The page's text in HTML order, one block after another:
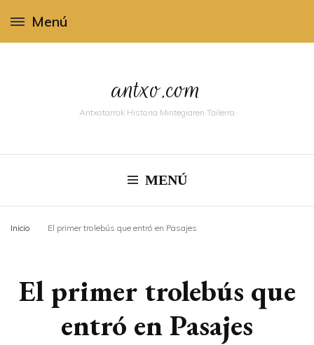
Menú
antxo.com
Antxotarrok Historia Mintegiaren Tailerra
MENÚ
Inicio El primer trolebús que entró en Pasajes
El primer trolebús que
entró en Pasajes